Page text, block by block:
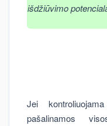
išdžiūvimo
Jei
pašalinamos